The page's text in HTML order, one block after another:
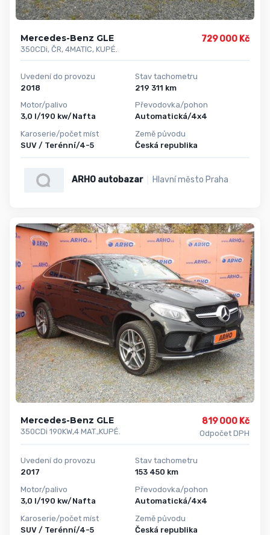
Mercedes-Benz GLE
350CDi, ČR, 4MATIC, KUPÉ.
729 000 Kč
Uvedení do provozu
2018
Motor/palivo
3,0 l/190 kw/Nafta
Karoserie/počet míst
SUV / Terénní/4-5
Stav tachometru
219 311 km
Převodovka/pohon
Automatická/4x4
Země původu
Česká republika
ARHO autobazar Hlavní město Praha
Mercedes-Benz GLE
350CDi 190KW,4 MAT.,KUPÉ.
819 000 Kč
Odpočet DPH
Uvedení do provozu
2017
Motor/palivo
3,0 l/190 kw/Nafta
Karoserie/počet míst
SUV / Terénní/4-5
Stav tachometru
153 450 km
Převodovka/pohon
Automatická/4x4
Země původu
Česká republika